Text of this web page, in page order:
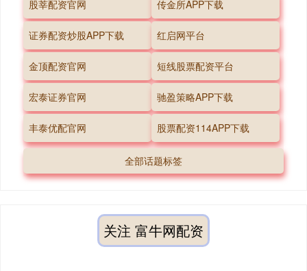
股莘配资官网 传金所APP下载
证券配资炒股APP下载 红启网平台
金顶配资官网 短线股票配资平台
宏泰证券官网 驰盈策略APP下载
丰泰优配官网 股票配资114APP下载
全部话题标签
关注 富牛网配资